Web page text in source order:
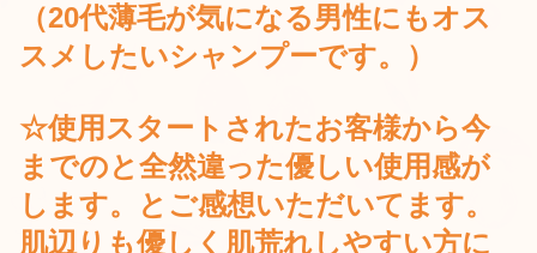
（20代薄毛が気になる男性にもオス
スメしたいシャンプーです。
）
☆使用スタートされたお客様から今
までのと全然違った優しい使用感が
します。と ご感想いただいてます。
肌辺りも優しく肌荒れしやすい方に